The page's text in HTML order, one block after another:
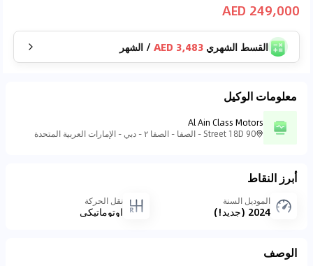
249,000 AED
القسط الشهري 3,483 AED
/ الشهر
معلومات الوكيل
Al Ain Class Motors
90 Street 18D - الصفا - الصفا ٢ - دبي - الإمارات العربية المتحدة
أبرز النقاط
الموديل السنة
2024 (جديد!)
نقل الحركة
اوتوماتيكي
الوصف